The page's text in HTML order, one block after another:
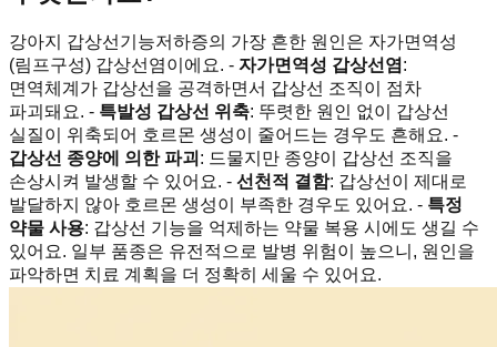
강아지 갑상선기능저하증의 가장 흔한 원인은 자가면역성
(림프구성) 갑상선염이에요. - 자가면역성 갑상선염:
면역체계가 갑상선을 공격하면서 갑상선 조직이 점차
파괴돼요. - 특발성 갑상선 위축: 뚜렷한 원인 없이 갑상선
실질이 위축되어 호르몬 생성이 줄어드는 경우도 흔해요. -
갑상선 종양에 의한 파괴 : 드물지만 종양이 갑상선 조직을
손상시켜 발생할 수 있어요. - 선천적 결함: 갑상선이 제대로
발달하지 않아 호르몬 생성이 부족한 경우도 있어요. - 특정
약물 사용: 갑상선 기능을 억제하는 약물 복용 시에도 생길 수
있어요. 일부 품종은 유전적으로 발병 위험이 높으니, 원인을
파악하면 치료 계획을 더 정확히 세울 수 있어요.